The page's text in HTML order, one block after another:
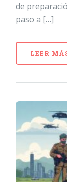
de
paso a […]
LEER